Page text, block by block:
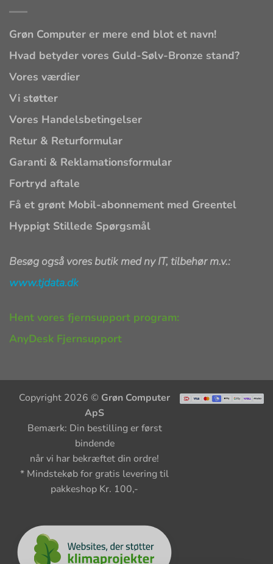
Grøn Computer er mere end blot et navn!
Hvad betyder vores Guld-Sølv-Bronze stand?
Vores værdier
Vi støtter
Vores Handelsbetingelser
Retur & Returformular
Garanti & Reklamationsformular
Fortryd aftale
Få et grønt Mobil-abonnement med Greentel
Hyppigt Stillede Spørgsmål
Besøg også vores butik med ny IT, tilbehør m.v.:
www.tjdata.dk
Hent vores fjernsupport program:
AnyDesk Fjernsupport
Copyright 2026 © Grøn Computer
ApS
Bemærk: Din bestilling er først
bindende
når vi har bekræftet din ordre!
* Mindstekøb for gratis levering til
pakkeshop Kr. 100,-